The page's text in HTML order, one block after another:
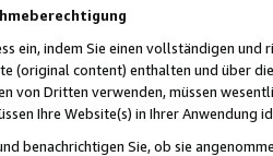
ein, indem Sie einen vollständigen
(original content) enthalten und über
von Dritten verwenden, müssen
Ihre Website(s) in Ihrer Anwendung
benachrichtigen Sie, ob sie